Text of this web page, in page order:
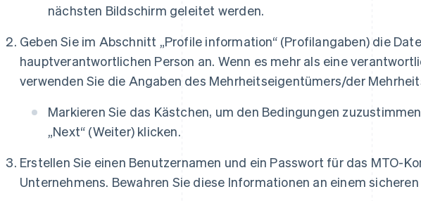
nächsten Bildschirm geleitet werden.
Geben Sie im Abschnitt „Profile information“ (Profilangaben) die
hauptverantwortlichen Person an. Wenn es mehr als eine
verwenden Sie die Angaben des Mehrheitseigentümers/der
Markieren Sie das Kästchen, um den Bedingungen
„Next“ (Weiter) klicken.
Erstellen Sie einen Benutzernamen und ein Passwort für das MTO-
Unternehmens. Bewahren Sie diese Informationen an einem